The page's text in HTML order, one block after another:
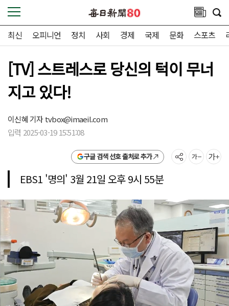
최신 오피니언 정치 사회 경제 국제 문화 스포츠
[TV] 스트레스로 당신의 턱이 무너
지고 있다!
이신혜 기자tvbox@imaeil.com
입력 2025-03-19 15:51:08
구글 검색 선호 출처로 추가
EBS1 '명의' 3월 21일 오후 9시 55분